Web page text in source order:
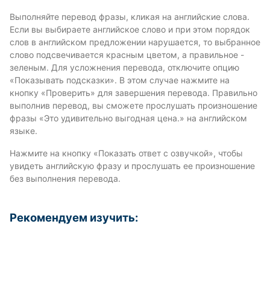
Выполняйте перевод фразы, кликая на английские слова.
Если вы выбираете английское слово и при этом порядок
слов в английском предложении нарушается, то выбранное
слово подсвечивается красным цветом, а правильное -
зеленым. Для усложнения перевода, отключите опцию
«Показывать подсказки». В этом случае нажмите на
кнопку «Проверить» для завершения перевода. Правильно
выполнив перевод, вы сможете прослушать произношение
фразы «Это удивительно выгодная цена.» на английском
языке.
Нажмите на кнопку «Показать ответ с озвучкой», чтобы
увидеть английскую фразу и прослушать ее произношение
без выполнения перевода.
Рекомендуем изучить: